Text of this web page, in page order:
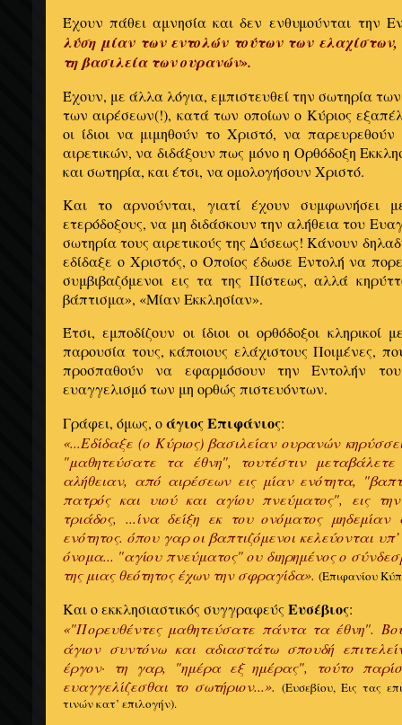
Έχουν πάθει αμνησία και δεν ενθυμούνται την
λύση μίαν των εντολών τούτων των ελαχίστων,
τη βασιλεία των ουρανών».
Έχουν, με άλλα λόγια, εμπιστευθεί την σωτηρία
των αιρέσεων(!), κατά των οποίων ο Κύριος
οι ίδιοι να μιμηθούν το Χριστό, να
αιρετικών, να διδάξουν πως μόνο η Ορθόδοξη
και σωτηρία, και έτσι, να ομολογήσουν Χριστό.
Και το αρνούνται, γιατί έχουν συμφωνήσει
ετερόδοξους, να μη διδάσκουν την αλήθεια του
σωτηρία τους αιρετικούς της Δύσεως! Κάνουν
εδίδαξε ο Χριστός, ο Οποίος έδωσε Εντολή να
συμβιβαζόμενοι εις τα της Πίστεως, αλλά
βάπτισμα», «Μίαν Εκκλησίαν».
Έτσι, εμποδίζουν οι ίδιοι οι ορθόδοξοι κληρικοί
παρουσία τους, κάποιους ελάχιστους Ποιμένες,
προσπαθούν να εφαρμόσουν την Εντολήν
ευαγγελισμό των μη ορθώς πιστευόντων.
Γράφει, όμως, οάγιος Επιφάνιος:
«...Εδίδαξε (ο Κύριος) βασιλείαν ουρανών
"μαθητεύσατε τα έθνη", τουτέστιν
αλήθειαν, από αιρέσεων εις μίαν ενότητα,
πατρός και υιού και αγίου πνεύματος", εις
τριάδος, ...ίνα δείξη εκ του ονόματος μηδεμίαν
ενότητος. όπου γαρ οι βαπτιζόμενοι κελεύονται
όνομα... "αγίου πνεύματος" ου διηρημένος ο
της μιας θεότητος έχων την σφραγίδα». (Επιφανίου
Και ο εκκλησιαστικός συγγραφεύς Ευσέβιος:
«"Πορευθέντες μαθητεύσατε πάντα τα έθνη".
άγιον συντόνω και αδιαστάτω σπουδή
έργον· τη γαρ, "ημέρα εξ ημέρας", τούτο
ευαγγελίζεσθαι το σωτήριον...».(Ευσεβίου, Εις τας
τινών κατ’ επιλογήν).